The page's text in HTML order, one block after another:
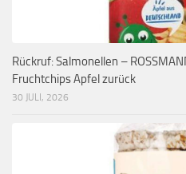
Rückruf: Salmonellen –
Fruchtchips Apfel zurück
30 JULI, 2026